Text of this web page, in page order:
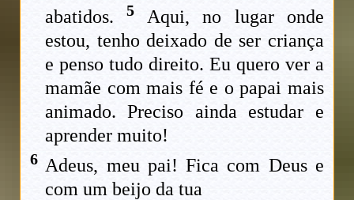
abatidos.5
Aqui, no lugar onde
estou, tenho deixado de ser criança
e penso tudo direito. Eu quero ver a
mamãe com mais fé e o papai mais
animado. Preciso ainda estudar e
aprender muito!
6 Adeus, meu pai! Fica com Deus e
com um beijo da tua